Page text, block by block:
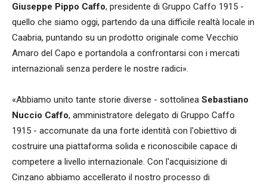
Giuseppe Pippo Caffo, presidente di Gruppo Caffo 1915 -
quello che siamo oggi, partendo da una difficile realtà locale in
Caabria, puntando su un prodotto originale come Vecchio
Amaro del Capo e portandola a confrontarsi con i mercati
internazionali senza perdere le nostre radici».
«Abbiamo unito tante storie diverse - sottolinea Sebastiano
Nuccio Caffo, amministratore delegato di Gruppo Caffo
1915 - accomunate da una forte identità con l'obiettivo di
costruire una piattaforma solida e riconoscibile capace di
competere a livello internazionale. Con l'acquisizione di
Cinzano abbiamo accellerato il nostro processo di